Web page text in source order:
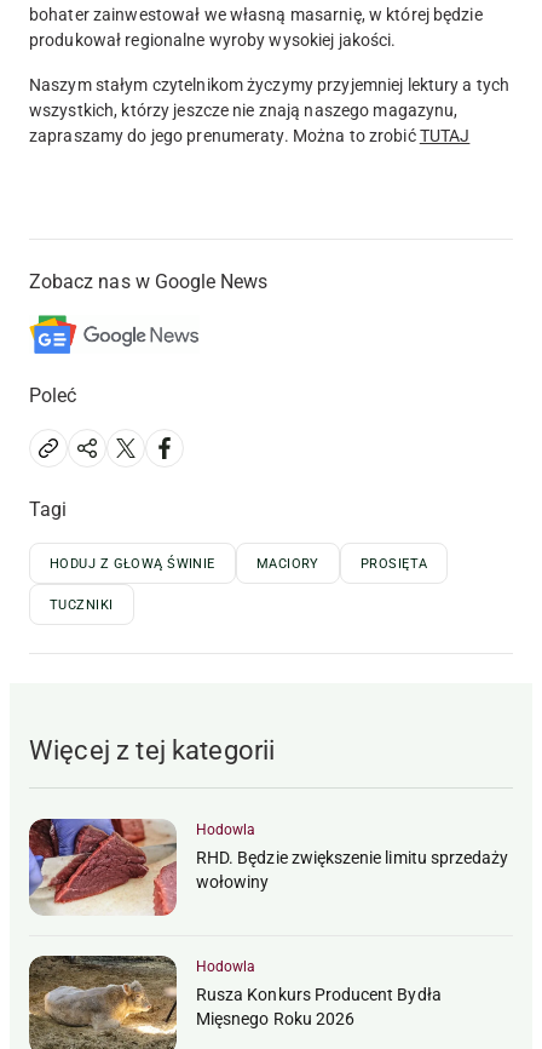
bohater zainwestował we własną masarnię, w której będzie
produkował regionalne wyroby wysokiej jakości.
Naszym stałym czytelnikom życzymy przyjemniej lektury a tych
wszystkich, którzy jeszcze nie znają naszego magazynu,
zapraszamy do jego prenumeraty. Można to zrobićTUTAJ
Zobacz nas w Google News
Poleć
Tagi
HODUJ Z GŁOWĄ ŚWINIE MACIORY PROSIĘTA
TUCZNIKI
Więcej z tej kategorii
Hodowla
RHD. Będzie zwiększenie limitu sprzedaży
wołowiny
Hodowla
Rusza Konkurs Producent Bydła
Mięsnego Roku 2026